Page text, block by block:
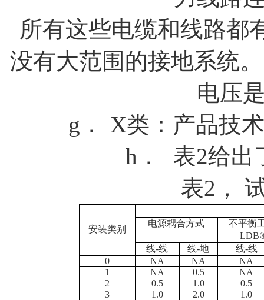
所有这些电缆和线路都
没有大范围的接地系统
电压
g．
X类：产品技
h．
表2给出
表2 ，
安装类别
电源耦合方式
不平衡
LDB
线-线 线-地 线-线
0
NA NA
NA
1
NA 0.5
NA
2
0.5 1.0
0.5
3
1.0 2.0
1.0